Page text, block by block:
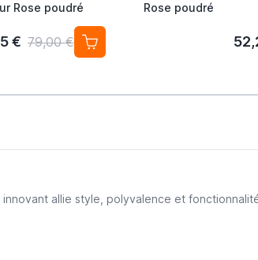
Rose poudré
€ 79,00 €
Rose poudré
allie style, polyvalence et